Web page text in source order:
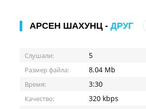
АРСЕН ШАХУНЦ - ДРУГ
Слушали: 5
Размер файла: 8.04 Mb
Время: 3:30
Качество: 320 kbps